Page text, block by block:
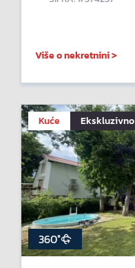
Više o nekretnini >
Kuće Ekskluzivno
360°